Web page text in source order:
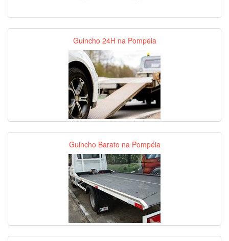
Guincho 24H na Pompéia
Guincho Barato na Pompéia